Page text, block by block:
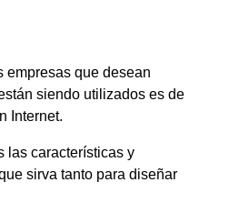
empresas que desean
siendo utilizados es de
Internet.
las características y
sirva tanto para diseñar